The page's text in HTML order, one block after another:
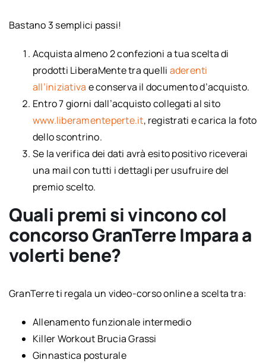
Bastano 3 semplici passi!
Acquista almeno 2 confezioni a tua scelta di
prodotti LiberaMente tra quelli aderenti
all’iniziativa e conserva il documento d’acquisto.
Entro 7 giorni dall’acquisto collegati al sito
www.liberamenteperte.it, registrati e carica la foto
dello scontrino.
Se la verifica dei dati avrà esito positivo riceverai
una mail con tutti i dettagli per usufruire del
premio scelto.
Quali premi si vincono col
concorso GranTerre Impara a
volerti bene?
GranTerre ti regala un video-corso online a scelta tra:
Allenamento funzionale intermedio
Killer Workout Brucia Grassi
Ginnastica posturale